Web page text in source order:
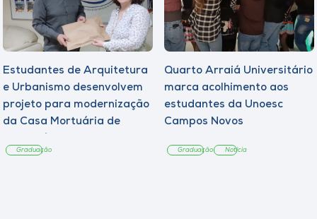
Estudantes de Arquitetura
e Urbanismo desenvolvem
projeto para modernização
da Casa Mortuária de
Graduação
Quarto Arraiá Universitário
marca acolhimento aos
estudantes da Unoesc
Campos Novos
Graduação Notícia